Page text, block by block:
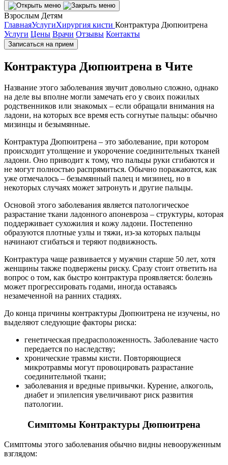
Взрослым Детям
ГлавнаяУслугиХирургия кисти Контрактура Дюпюитрена
Услуги Цены Врачи Отзывы Контакты
Записаться на прием
Контрактура Дюпюитрена в Чите
Название этого заболевания звучит довольно сложно, однако
на деле вы вполне могли замечать его у своих пожилых
родственников или знакомых – если обращали внимания на
ладони, на которых все время есть согнутые пальцы: обычно
мизинцы и безымянные.
Контрактура Дюпюитрена – это заболевание, при котором
происходит утолщение и укорочение соединительных тканей
ладони. Оно приводит к тому, что пальцы руки сгибаются и
не могут полностью распрямиться. Обычно поражаются, как
уже отмечалось – безымянный палец и мизинец, но в
некоторых случаях может затронуть и другие пальцы.
Основой этого заболевания является патологическое
разрастание ткани ладонного апоневроза – структуры, которая
поддерживает сухожилия и кожу ладони. Постепенно
образуются плотные узлы и тяжи, из-за которых пальцы
начинают сгибаться и теряют подвижность.
Контрактура чаще развивается у мужчин старше 50 лет, хотя
женщины также подвержены риску. Сразу стоит ответить на
вопрос о том, как быстро контрактура проявляется: болезнь
может прогрессировать годами, иногда оставаясь
незамеченной на ранних стадиях.
До конца причины контрактуры Дюпюитрена не изучены, но
выделяют следующие факторы риска:
генетическая предрасположенность. Заболевание часто
передается по наследству;
хронические травмы кисти. Повторяющиеся
микротравмы могут провоцировать разрастание
соединительной ткани;
заболевания и вредные привычки. Курение, алкоголь,
диабет и эпилепсия увеличивают риск развития
патологии.
Симптомы Контрактуры Дюпюитрена
Симптомы этого заболевания обычно видны невооруженным
взглядом: